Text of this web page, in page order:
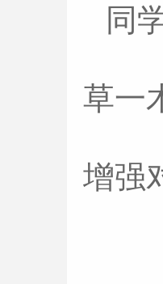
同
草一
增强